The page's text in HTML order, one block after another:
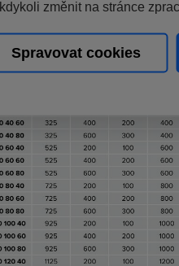
kdykoli změnit na stránce
Spravovat cookies